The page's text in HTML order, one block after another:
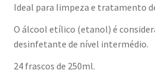
250ml
24)
Ideal para limpeza e tratamento
O álcool etílico (etanol) é
desinfetante de nível intermédio.
24 frascos de 250ml.